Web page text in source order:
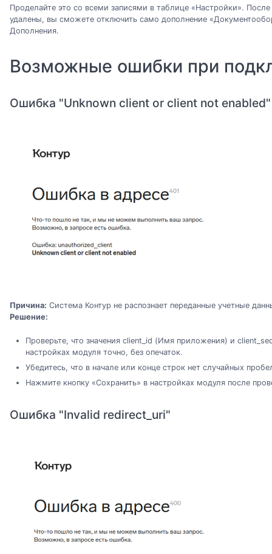
Проделайте это со всеми записями в таблице «Настройки».
удалены, вы сможете отключить само дополнение
Дополнения.
Возможные ошибки при
Ошибка "Unknown client or client not enabled"
Причина: Система Контур не распознает переданные учетные
Решение:
Проверьте, что значения client_id (Имя приложения) и
настройках модуля точно, без опечаток.
Убедитесь, что в начале или конце строк нет случайных
Нажмите кнопку «Сохранить» в настройках модуля после
Ошибка "Invalid redirect_uri"